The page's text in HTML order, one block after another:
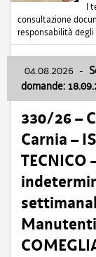
I
consultazione
responsabilità
04.08.2026 -
domande:
330/26 –
Carnia –
TECNICO